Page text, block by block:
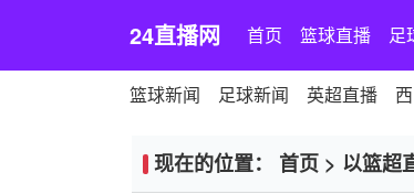
24直播网 首页 篮球直播 足
篮球新闻 足球新闻 英超直播
现在的位置： 首页 > 以篮超